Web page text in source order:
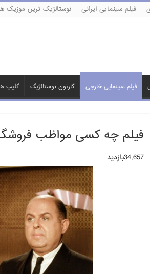
فیلم سینمایی ایرانی نوستالژیک ترین موزیک
فیلم سینمایی خارجی کارتون نوستالژیک کلیپ
فیلم چه کسی مواظب
34,657بازدید